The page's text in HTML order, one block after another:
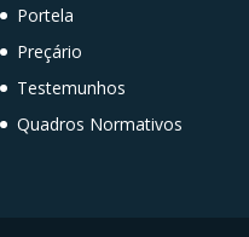
Portela
Preçário
Testemunhos
Quadros Normativos